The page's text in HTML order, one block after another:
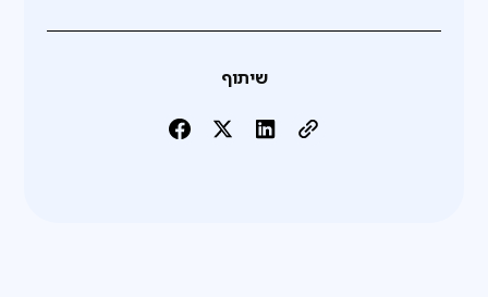
שיתוף